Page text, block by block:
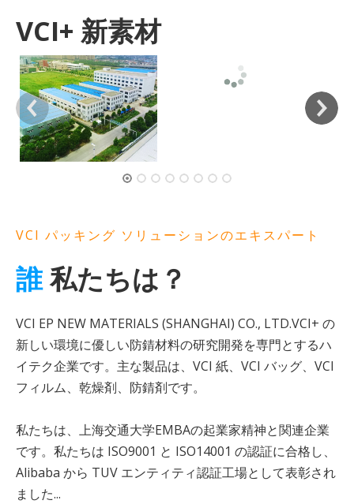
VCI+ 新素材
VCI パッキング ソリューションのエキスパート
誰私たちは？
VCI EP NEW MATERIALS (SHANGHAI) CO., LTD.VCI+ の
新しい環境に優しい防錆材料の研究開発を専門とするハ
イテク企業です。主な製品は、VCI 紙、VCI バッグ、VCI
フィルム、乾燥剤、防錆剤です。
私たちは、上海交通大学EMBAの起業家精神と関連企業
です。私たちは ISO9001 と ISO14001 の認証に合格し、
Alibaba から TUV エンティティ認証工場として表彰され
ました...